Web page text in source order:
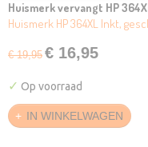
Huismerk vervangt HP
Huismerk HP 364XL Inkt,
€ 19,95 € 16,95
✓ Op voorraad
IN WINKELWAGEN